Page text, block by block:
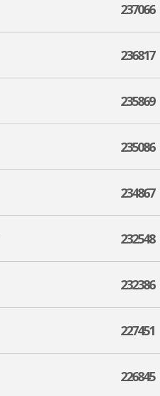
237066
236817
235869
235086
234867
232548
232386
227451
226845